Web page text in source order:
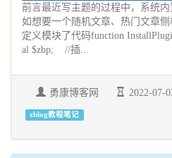
前言最近写主题的过程中，系统
如想要一个随机文章、热门文章
定义模块了代码function
al $zbp; //插...
勇康博客网 2022-07-
zblog教程笔记